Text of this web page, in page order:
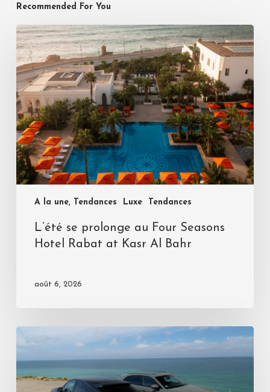
Recommended For You
A la une, Tendances Luxe Tendances
L’été se prolonge au Four Seasons
Hotel Rabat at Kasr Al Bahr
août 6, 2026